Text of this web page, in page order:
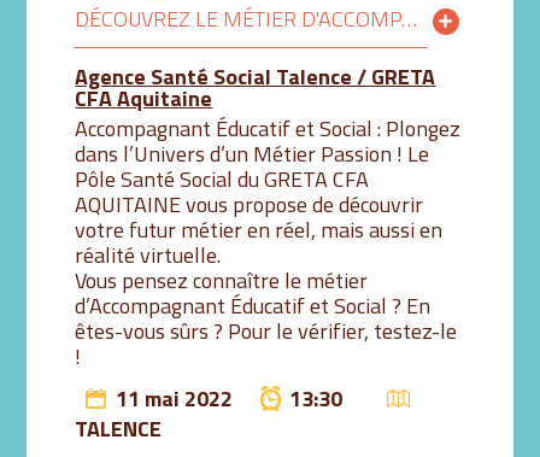
DÉCOUVREZ LE MÉTIER D'ACCOMPAGNANT ÉDUCATIF ET SOCIAL AUTREMENT !
Agence Santé Social Talence / GRETA
CFA Aquitaine
Accompagnant Éducatif et Social : Plongez
dans l’Univers d’un Métier Passion ! Le
Pôle Santé Social du GRETA CFA
AQUITAINE vous propose de découvrir
votre futur métier en réel, mais aussi en
réalité virtuelle.
Vous pensez connaître le métier
d’Accompagnant Éducatif et Social ? En
êtes-vous sûrs ? Pour le vérifier, testez-le
!
11 mai 2022
13:30
TALENCE